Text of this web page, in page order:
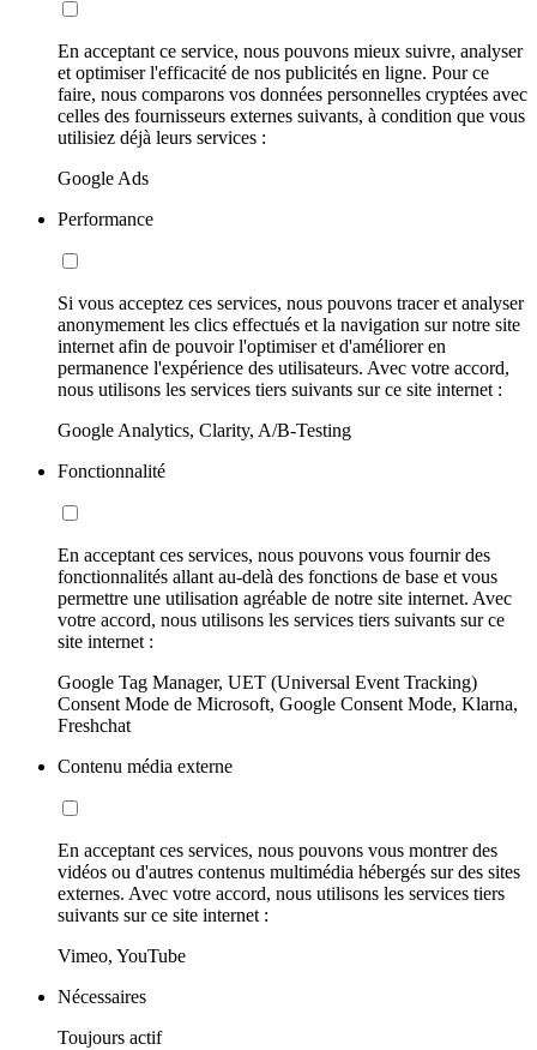
En acceptant ce service, nous pouvons mieux suivre, analyser
et optimiser l'efficacité de nos publicités en ligne. Pour ce
faire, nous comparons vos données personnelles cryptées avec
celles des fournisseurs externes suivants, à condition que vous
utilisiez déjà leurs services :
Google Ads
Performance
Si vous acceptez ces services, nous pouvons tracer et analyser
anonymement les clics effectués et la navigation sur notre site
internet afin de pouvoir l'optimiser et d'améliorer en
permanence l'expérience des utilisateurs. Avec votre accord,
nous utilisons les services tiers suivants sur ce site internet :
Google Analytics, Clarity, A/B-Testing
Fonctionnalité
En acceptant ces services, nous pouvons vous fournir des
fonctionnalités allant au-delà des fonctions de base et vous
permettre une utilisation agréable de notre site internet. Avec
votre accord, nous utilisons les services tiers suivants sur ce
site internet :
Google Tag Manager, UET (Universal Event Tracking)
Consent Mode de Microsoft, Google Consent Mode, Klarna,
Freshchat
Contenu média externe
En acceptant ces services, nous pouvons vous montrer des
vidéos ou d'autres contenus multimédia hébergés sur des sites
externes. Avec votre accord, nous utilisons les services tiers
suivants sur ce site internet :
Vimeo, YouTube
Nécessaires
Toujours actif